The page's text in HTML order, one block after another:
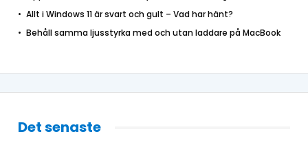
Allt i Windows 11 är svart och gult – Vad har hänt?
Behåll samma ljusstyrka med och utan laddare på MacBook
Det senaste